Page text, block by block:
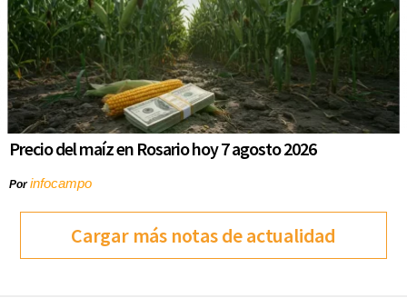
Precio del maíz en Rosario hoy 7 agosto 2026
Porinfocampo
Cargar más notas de actualidad